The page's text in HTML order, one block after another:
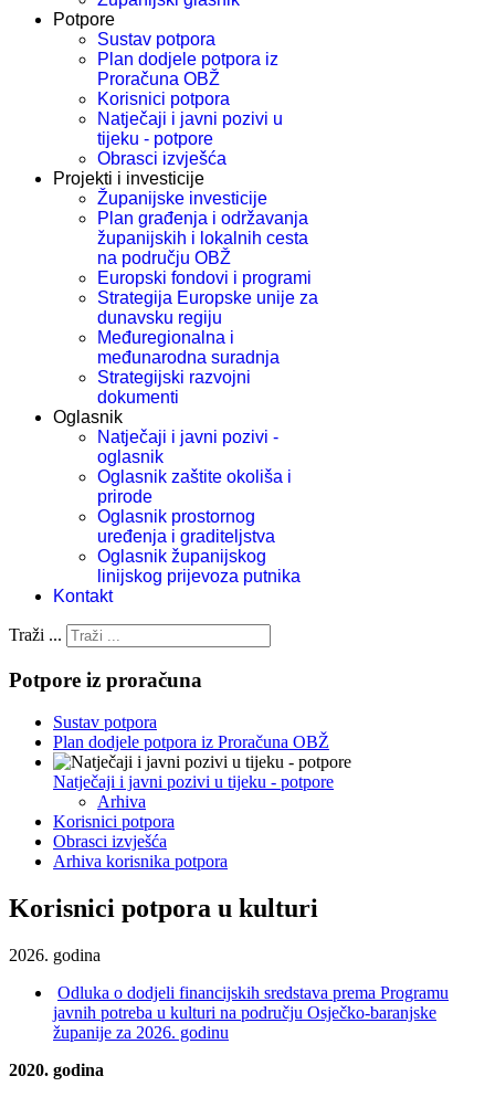
Potpore
Sustav potpora
Plan dodjele potpora iz
Proračuna OBŽ
Korisnici potpora
Natječaji i javni pozivi u
tijeku - potpore
Obrasci izvješća
Projekti i investicije
Županijske investicije
Plan građenja i održavanja
županijskih i lokalnih cesta
na području OBŽ
Europski fondovi i programi
Strategija Europske unije za
dunavsku regiju
Međuregionalna i
međunarodna suradnja
Strategijski razvojni
dokumenti
Oglasnik
Natječaji i javni pozivi -
oglasnik
Oglasnik zaštite okoliša i
prirode
Oglasnik prostornog
uređenja i graditeljstva
Oglasnik županijskog
linijskog prijevoza putnika
Kontakt
Traži ...
Potpore iz proračuna
Sustav potpora
Plan dodjele potpora iz Proračuna OBŽ
Natječaji i javni pozivi u tijeku - potpore
Arhiva
Korisnici potpora
Obrasci izvješća
Arhiva korisnika potpora
Korisnici potpora u kulturi
2026. godina
Odluka o dodjeli financijskih sredstava prema Programu
javnih potreba u kulturi na području Osječko-baranjske
županije za 2026. godinu
2020. godina